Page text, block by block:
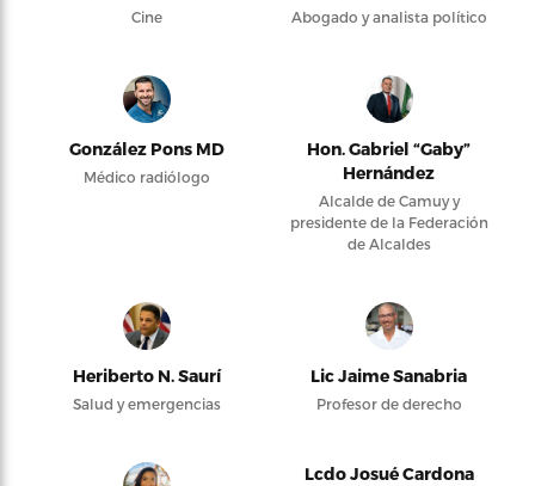
Cine Abogado y analista político
González Pons MD
Médico radiólogo
Hon. Gabriel “Gaby”
Hernández
Alcalde de Camuy y
presidente de la Federación
de Alcaldes
Heriberto N. Saurí
Salud y emergencias
Lic Jaime Sanabria
Profesor de derecho
Lcdo Josué Cardona